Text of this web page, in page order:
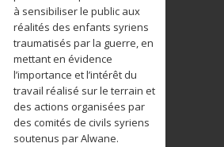
à sensibiliser le public aux
réalités des enfants syriens
traumatisés par la guerre, en
mettant en évidence
l’importance et l’intérêt du
travail réalisé sur le terrain et
des actions organisées par
des comités de civils syriens
soutenus par Alwane.